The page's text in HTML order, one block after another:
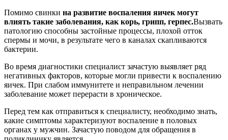
Помимо свинки на развитие воспаления яичек могут
влиять такие заболевания, как корь, грипп, герпес.Вызвать
патологию способны застойные процессы, плохой отток
спермы и мочи, в результате чего в каналах скапливаются
бактерии.
Во время диагностики специалист зачастую выявляет ряд
негативных факторов, которые могли привести к воспалению
яичек. При слабом иммунитете и неправильном лечении
заболевание может перерасти в хроническое.
Перед тем как отправиться к специалисту, необходимо знать,
какие симптомы характеризуют воспаление в половых
органах у мужчин. Зачастую поводом для обращения в